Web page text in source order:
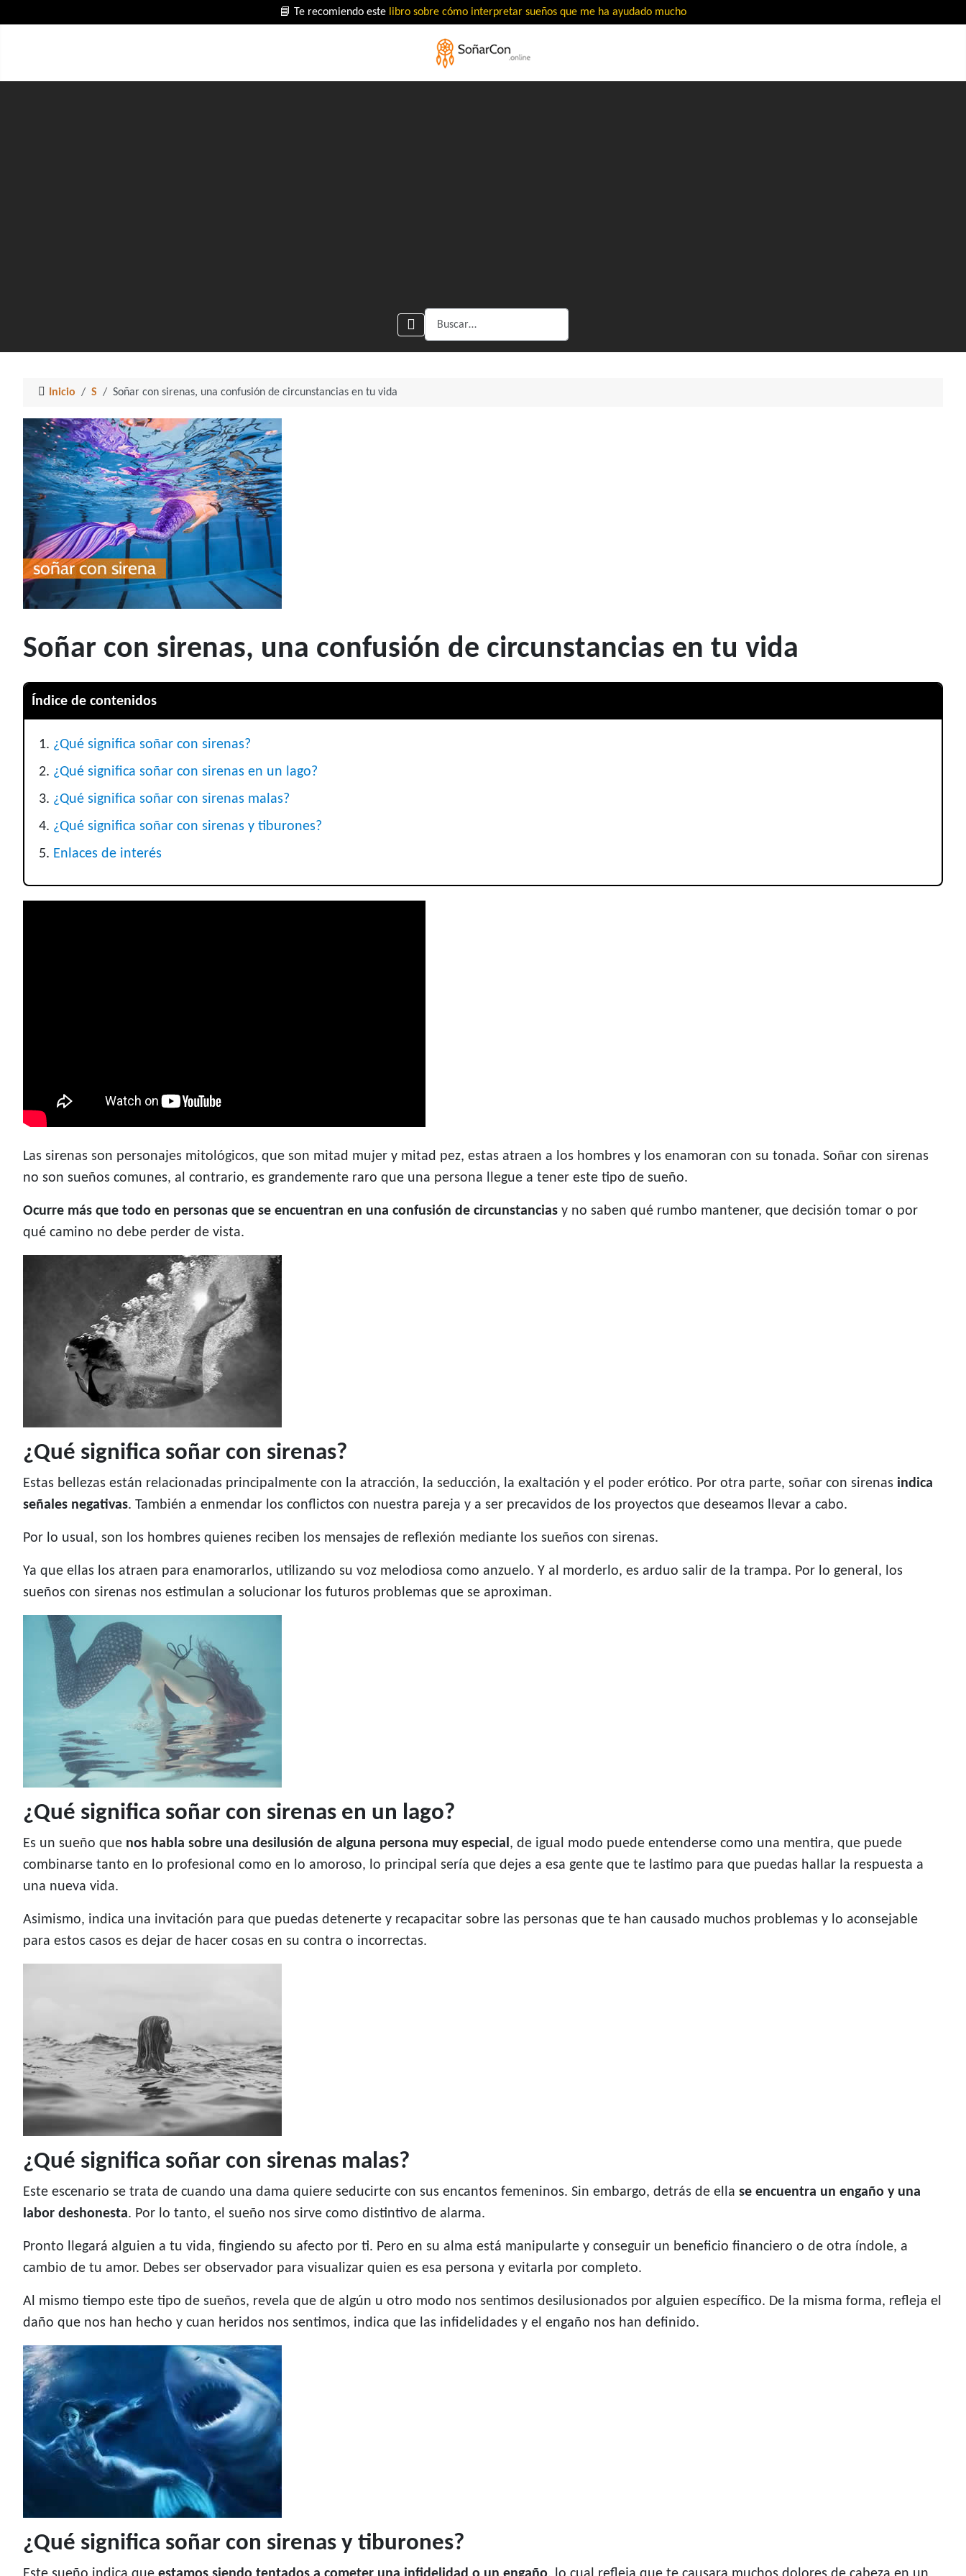
📘 Te recomiendo este libro sobre cómo interpretar sueños que me ha ayudado mucho
Buscar
Inicio S Soñar con sirenas, una confusión de circunstancias en tu vida
Soñar con sirenas, una confusión de circunstancias en tu vida
Índice de contenidos
¿Qué significa soñar con sirenas?
¿Qué significa soñar con sirenas en un lago?
¿Qué significa soñar con sirenas malas?
¿Qué significa soñar con sirenas y tiburones?
Enlaces de interés
Las sirenas son personajes mitológicos, que son mitad mujer y mitad pez, estas atraen a los hombres y los enamoran con su tonada. Soñar con sirenas
no son sueños comunes, al contrario, es grandemente raro que una persona llegue a tener este tipo de sueño.
Ocurre más que todo en personas que se encuentran en una confusión de circunstancias y no saben qué rumbo mantener, que decisión tomar o por
qué camino no debe perder de vista.
¿Qué significa soñar con sirenas?
Estas bellezas están relacionadas principalmente con la atracción, la seducción, la exaltación y el poder erótico. Por otra parte, soñar con sirenas indica
señales negativas. También a enmendar los conflictos con nuestra pareja y a ser precavidos de los proyectos que deseamos llevar a cabo.
Por lo usual, son los hombres quienes reciben los mensajes de reflexión mediante los sueños con sirenas.
Ya que ellas los atraen para enamorarlos, utilizando su voz melodiosa como anzuelo. Y al morderlo, es arduo salir de la trampa. Por lo general, los
sueños con sirenas nos estimulan a solucionar los futuros problemas que se aproximan.
¿Qué significa soñar con sirenas en un lago?
Es un sueño que nos habla sobre una desilusión de alguna persona muy especial, de igual modo puede entenderse como una mentira, que puede
combinarse tanto en lo profesional como en lo amoroso, lo principal sería que dejes a esa gente que te lastimo para que puedas hallar la respuesta a
una nueva vida.
Asimismo, indica una invitación para que puedas detenerte y recapacitar sobre las personas que te han causado muchos problemas y lo aconsejable
para estos casos es dejar de hacer cosas en su contra o incorrectas.
¿Qué significa soñar con sirenas malas?
Este escenario se trata de cuando una dama quiere seducirte con sus encantos femeninos. Sin embargo, detrás de ella se encuentra un engaño y una
labor deshonesta. Por lo tanto, el sueño nos sirve como distintivo de alarma.
Pronto llegará alguien a tu vida, fingiendo su afecto por ti. Pero en su alma está manipularte y conseguir un beneficio financiero o de otra índole, a
cambio de tu amor. Debes ser observador para visualizar quien es esa persona y evitarla por completo.
Al mismo tiempo este tipo de sueños, revela que de algún u otro modo nos sentimos desilusionados por alguien específico. De la misma forma, refleja el
daño que nos han hecho y cuan heridos nos sentimos, indica que las infidelidades y el engaño nos han definido.
¿Qué significa soñar con sirenas y tiburones?